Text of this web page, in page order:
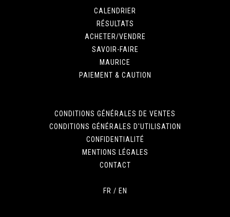
CALENDRIER
RÉSULTATS
ACHETER/VENDRE
SAVOIR-FAIRE
MAURICE
PAIEMENT & CAUTION
CONDITIONS GÉNÉRALES DE VENTES
CONDITIONS GÉNÉRALES D'UTILISATION
CONFIDENTIALITÉ
MENTIONS LÉGALES
CONTACT
FR / EN